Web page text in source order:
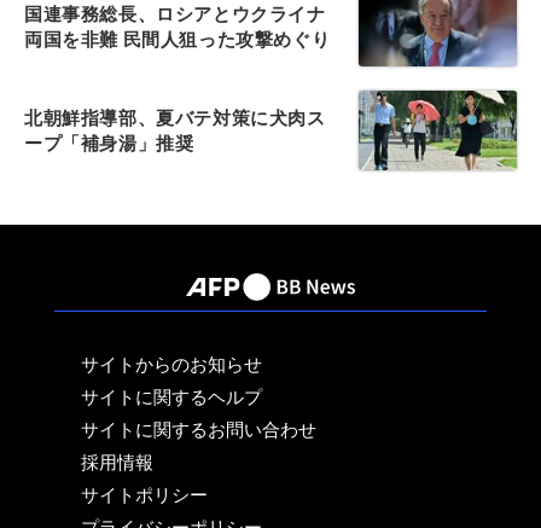
国連事務総長、ロシアとウクライナ
両国を非難 民間人狙った攻撃めぐり
北朝鮮指導部、夏バテ対策に犬肉ス
ープ「補身湯」推奨
サイトからのお知らせ
サイトに関するヘルプ
サイトに関するお問い合わせ
採用情報
サイトポリシー